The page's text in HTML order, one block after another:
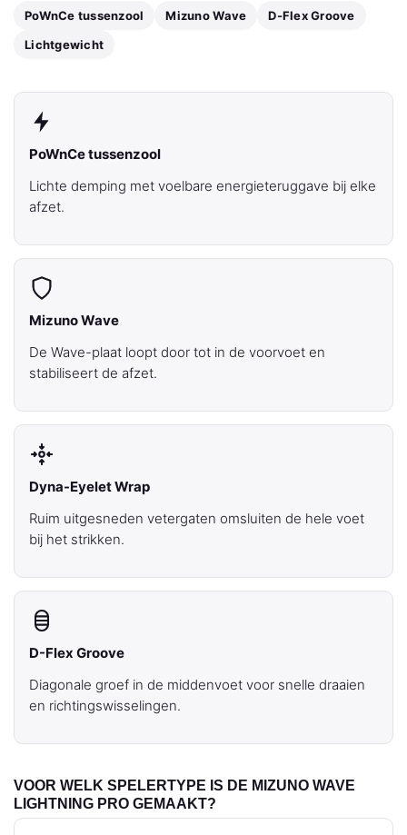
PoWnCe tussenzool Mizuno Wave
D-Flex Groove
Lichtgewicht
PoWnCe tussenzool
Lichte demping met voelbare energieteruggave bij elke
afzet.
Mizuno Wave
De Wave-plaat loopt door tot in de voorvoet en
stabiliseert de afzet.
Dyna-Eyelet Wrap
Ruim uitgesneden vetergaten omsluiten de hele voet
bij het strikken.
D-Flex Groove
Diagonale groef in de middenvoet voor snelle draaien
en richtingswisselingen.
VOOR WELK SPELERTYPE IS DE MIZUNO WAVE
LIGHTNING PRO GEMAAKT?